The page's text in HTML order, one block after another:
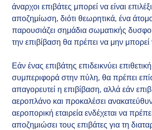
άναρχοι επιβάτες μπορεί να είναι
αποζημίωση, διότι θεωρητικά, ένα
παρουσιάζει σημάδια σωματικής
την επιβίβαση θα πρέπει να μην μπορεί
Εάν ένας επιβάτης επιδεικνύει
συμπεριφορά στην πύλη, θα πρέπει
απαγορευτεί η επιβίβαση, αλλά εάν
αεροπλάνο και προκαλέσει
αεροπορική εταιρεία ενδέχεται να
αποζημιώσει τους επιβάτες για τη